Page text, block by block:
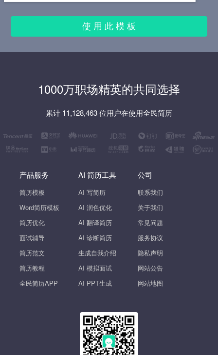
使 用 此 模 板
1000万职场精英的共同选择
累计 11,128,463 位用户在使用全民简历
产品服务
简历模板
Word简历模板
简历优化
面试辅导
简历范文
简历教程
全民简历APP
AI 简历工具
AI 写简历
AI 润色优化
AI 翻译简历
AI 诊断简历
生成自我介绍
AI 模拟面试
AI PPT生成
公司
联系我们
关于我们
常见问题
服务协议
隐私声明
网站公告
网站地图